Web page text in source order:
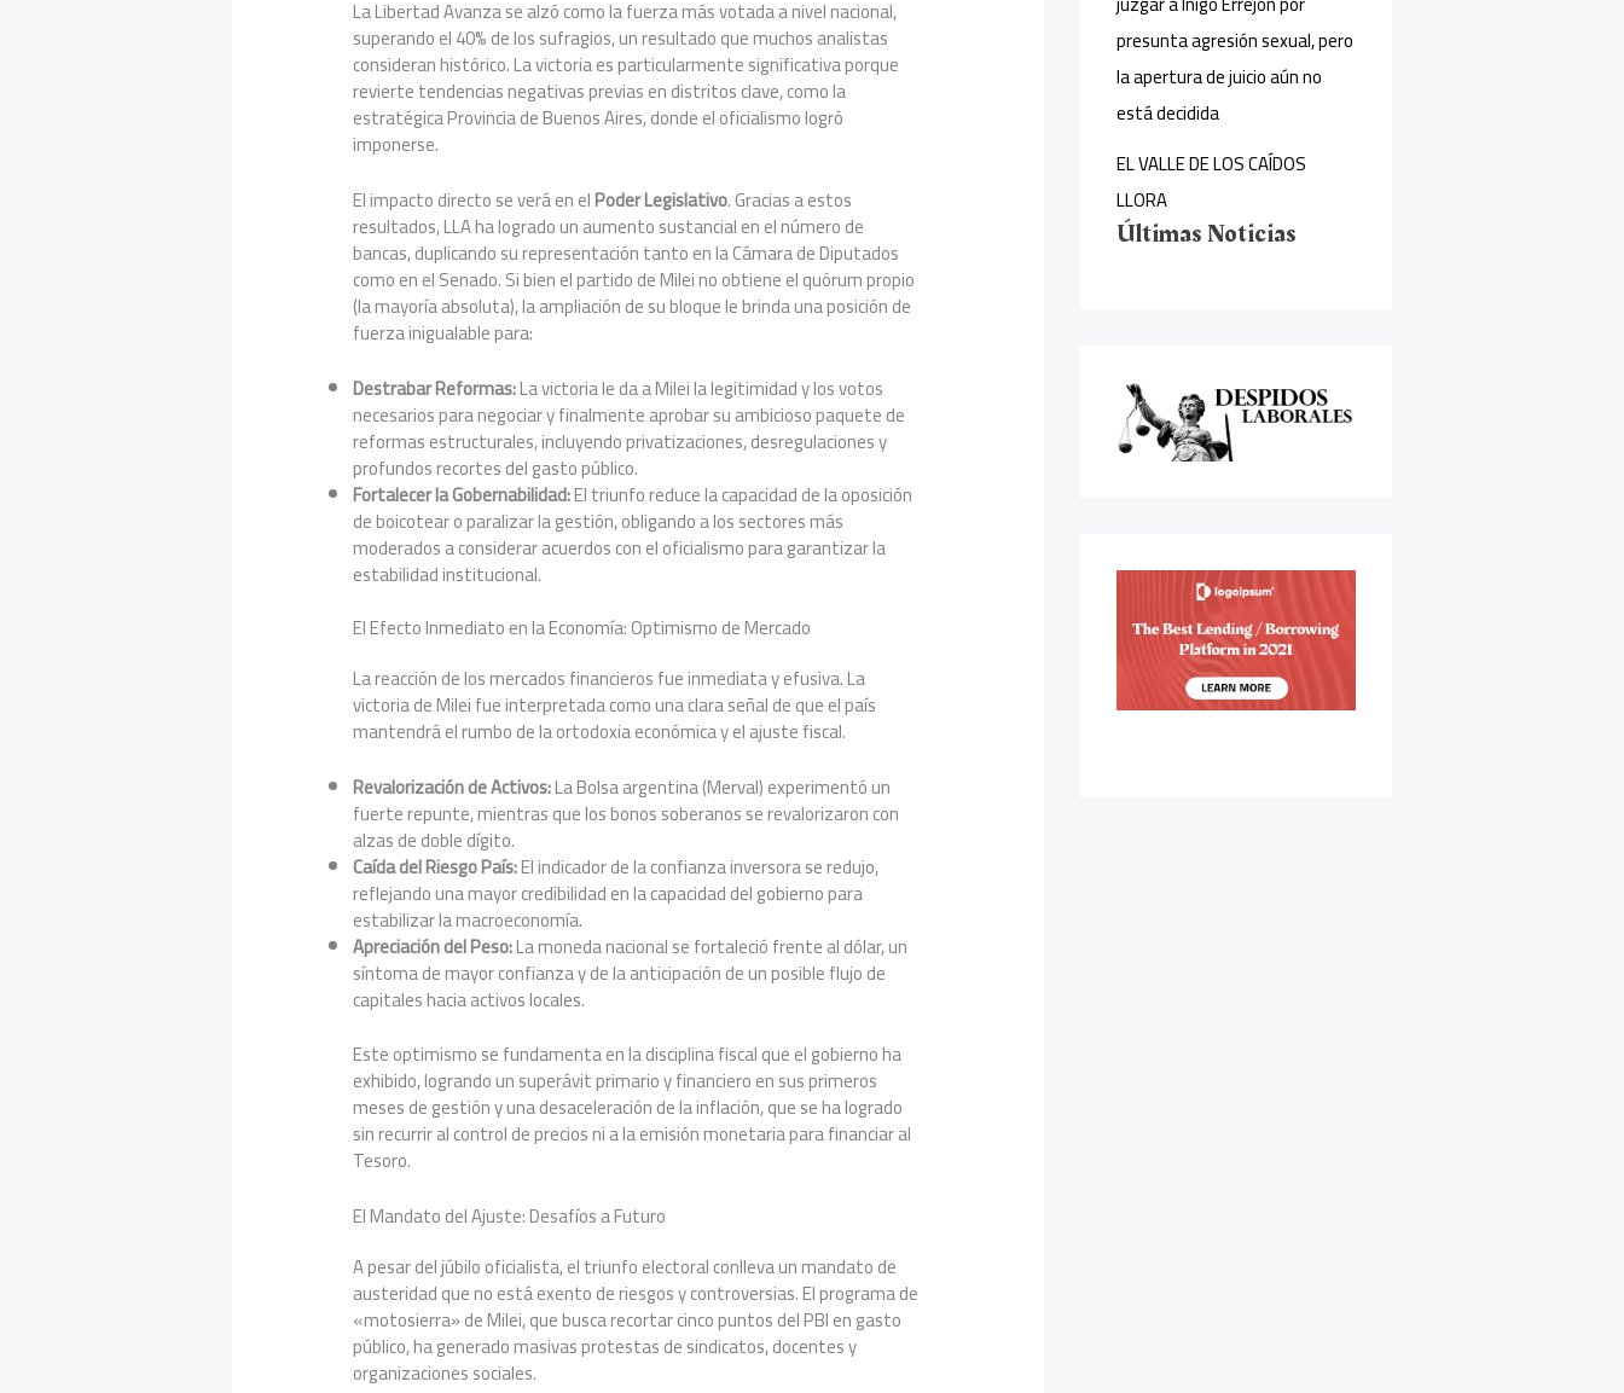
La Libertad Avanza se alzó como la fuerza más votada a nivel nacional,
superando el 40% de los sufragios, un resultado que muchos analistas
consideran histórico. La victoria es particularmente significativa porque
revierte tendencias negativas previas en distritos clave, como la
estratégica Provincia de Buenos Aires, donde el oficialismo logró
imponerse.
El impacto directo se verá en elPoder Legislativo. Gracias a estos
resultados, LLA ha logrado un aumento sustancial en el número de
bancas, duplicando su representación tanto en la Cámara de Diputados
como en el Senado. Si bien el partido de Milei no obtiene el quórum propio
(la mayoría absoluta), la ampliación de su bloque le brinda una posición de
fuerza inigualable para:
Destrabar Reformas:La victoria le da a Milei la legitimidad y los votos
necesarios para negociar y finalmente aprobar su ambicioso paquete de
reformas estructurales, incluyendo privatizaciones, desregulaciones y
profundos recortes del gasto público.
Fortalecer la Gobernabilidad:El triunfo reduce la capacidad de la oposición
de boicotear o paralizar la gestión, obligando a los sectores más
moderados a considerar acuerdos con el oficialismo para garantizar la
estabilidad institucional.
El Efecto Inmediato en la Economía: Optimismo de Mercado
La reacción de los mercados financieros fue inmediata y efusiva. La
victoria de Milei fue interpretada como una clara señal de que el país
mantendrá el rumbo de la ortodoxia económica y el ajuste fiscal.
Revalorización de Activos:La Bolsa argentina (Merval) experimentó un
fuerte repunte, mientras que los bonos soberanos se revalorizaron con
alzas de doble dígito.
Caída del Riesgo País:El indicador de la confianza inversora se redujo,
reflejando una mayor credibilidad en la capacidad del gobierno para
estabilizar la macroeconomía.
Apreciación del Peso:La moneda nacional se fortaleció frente al dólar, un
síntoma de mayor confianza y de la anticipación de un posible flujo de
capitales hacia activos locales.
Este optimismo se fundamenta en la disciplina fiscal que el gobierno ha
exhibido, logrando un superávit primario y financiero en sus primeros
meses de gestión y una desaceleración de la inflación, que se ha logrado
sin recurrir al control de precios ni a la emisión monetaria para financiar al
Tesoro.
El Mandato del Ajuste: Desafíos a Futuro
A pesar del júbilo oficialista, el triunfo electoral conlleva un mandato de
austeridad que no está exento de riesgos y controversias. El programa de
«motosierra» de Milei, que busca recortar cinco puntos del PBI en gasto
público, ha generado masivas protestas de sindicatos, docentes y
organizaciones sociales.
presunta agresión sexual, pero
la apertura de juicio aún no
está decidida
EL VALLE DE LOS CAÍDOS
LLORA
Últimas Noticias